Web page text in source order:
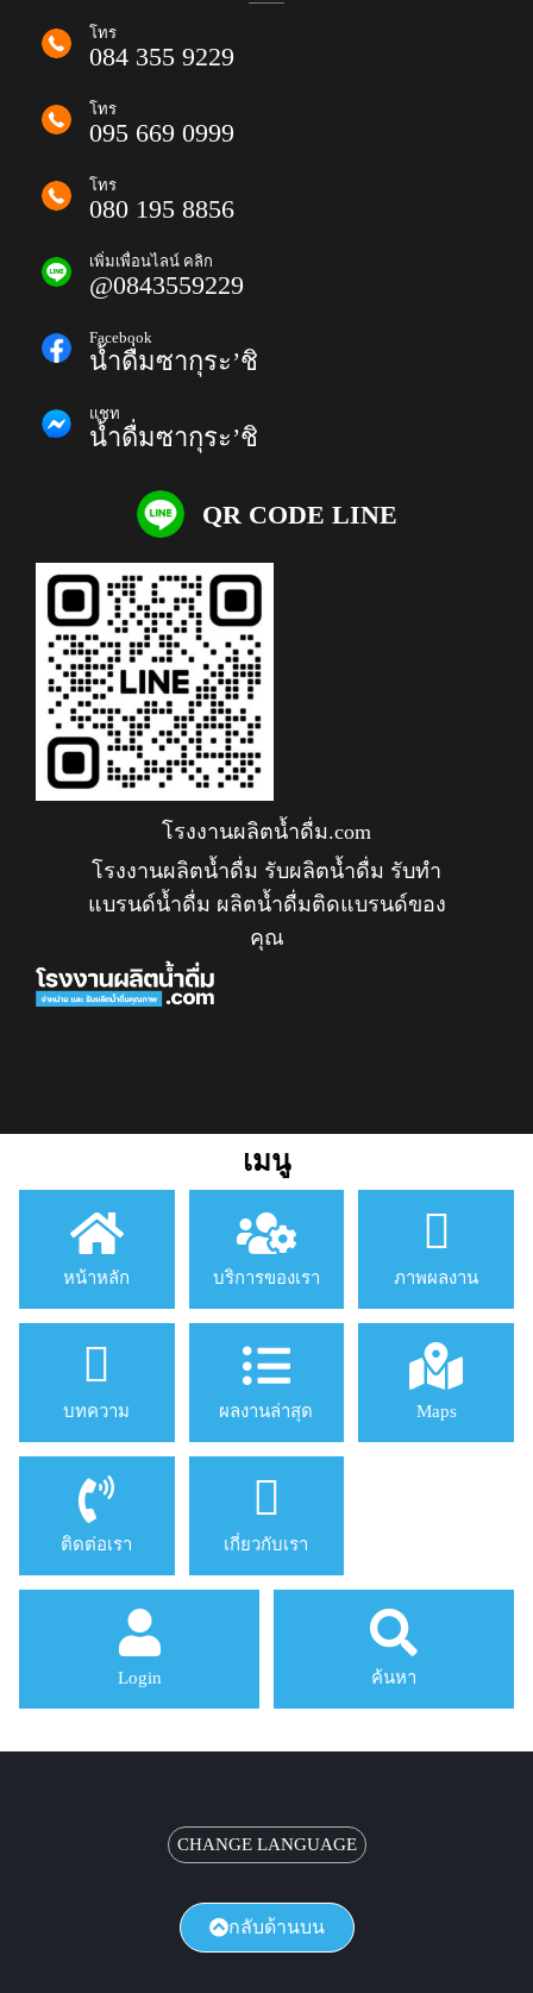
โทร
084 355 9229
โทร
095 669 0999
โทร
080 195 8856
เพิ่มเพื่อนไลน์ คลิก
@0843559229
Facebook
น้ำดื่มซากุระ’ชิ
แชท
น้ำดื่มซากุระ’ชิ
QR CODE LINE
โรงงานผลิตน้ำดื่ม.com
โรงงานผลิตน้ำดื่ม รับผลิตน้ำดื่ม รับทำ
แบรนด์น้ำดื่ม ผลิตน้ำดื่มติดแบรนด์ของ
คุณ
เมนู
หน้าหลัก บริการของเรา ภาพผลงาน
บทความ ผลงานล่าสุด Maps
ติดต่อเรา เกี่ยวกับเรา
Login ค้นหา
CHANGE LANGUAGE
กลับด้านบน